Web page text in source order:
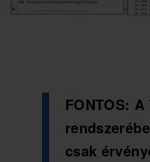
FONTOS: A
csak